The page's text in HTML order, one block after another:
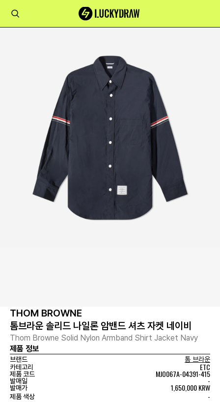
THOM BROWNE
톰브라운 솔리드 나일론 암밴드 셔츠 자켓 네이비
Thom Browne Solid Nylon Armband Shirt Jacket Navy
제품 정보
브랜드
톰 브라운
카테고리
ETC
제품 코드 MJO067A-04391-415
발매일 -
발매가 1,650,000 KRW
제품 색상 -